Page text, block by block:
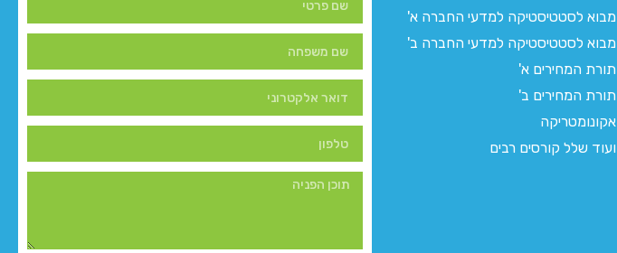
מבוא לסטטיסטיקה למדעי החברה א'
מבוא לסטטיסטיקה למדעי החברה ב'
תורת המחירים א'
תורת המחירים ב'
אקונומטריקה
ועוד שלל קורסים רבים